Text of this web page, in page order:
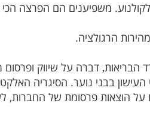
התמקד בצעירים. ב-2016 נכנסו לקולנוע.
הרגולציה.
דברה על שיווק ופרסום
העישון בבני נוער. הסיגריה